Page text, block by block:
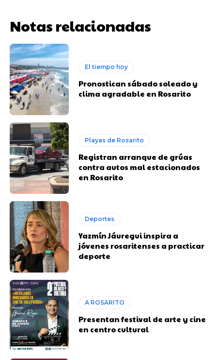
Notas relacionadas
El tiempo hoy
Pronostican sábado soleado y
clima agradable en Rosarito
Playas de Rosarito
Registran arranque de grúas
contra autos mal estacionados
en Rosarito
Deportes
Yazmín Jáuregui inspira a
jóvenes rosaritenses a practicar
deporte
A ROSARITO
Presentan festival de arte y cine
en centro cultural